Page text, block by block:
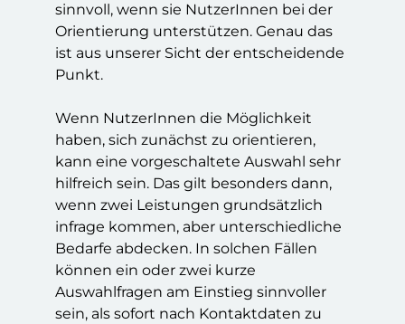
sinnvoll, wenn sie NutzerInnen bei der
Orientierung unterstützen. Genau das
ist aus unserer Sicht der entscheidende
Punkt.
Wenn NutzerInnen die Möglichkeit
haben, sich zunächst zu orientieren,
kann eine vorgeschaltete Auswahl sehr
hilfreich sein. Das gilt besonders dann,
wenn zwei Leistungen grundsätzlich
infrage kommen, aber unterschiedliche
Bedarfe abdecken. In solchen Fällen
können ein oder zwei kurze
Auswahlfragen am Einstieg sinnvoller
sein, als sofort nach Kontaktdaten zu